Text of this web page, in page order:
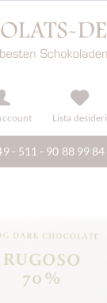
Lista desideri
- 511 - 90 88 99 84